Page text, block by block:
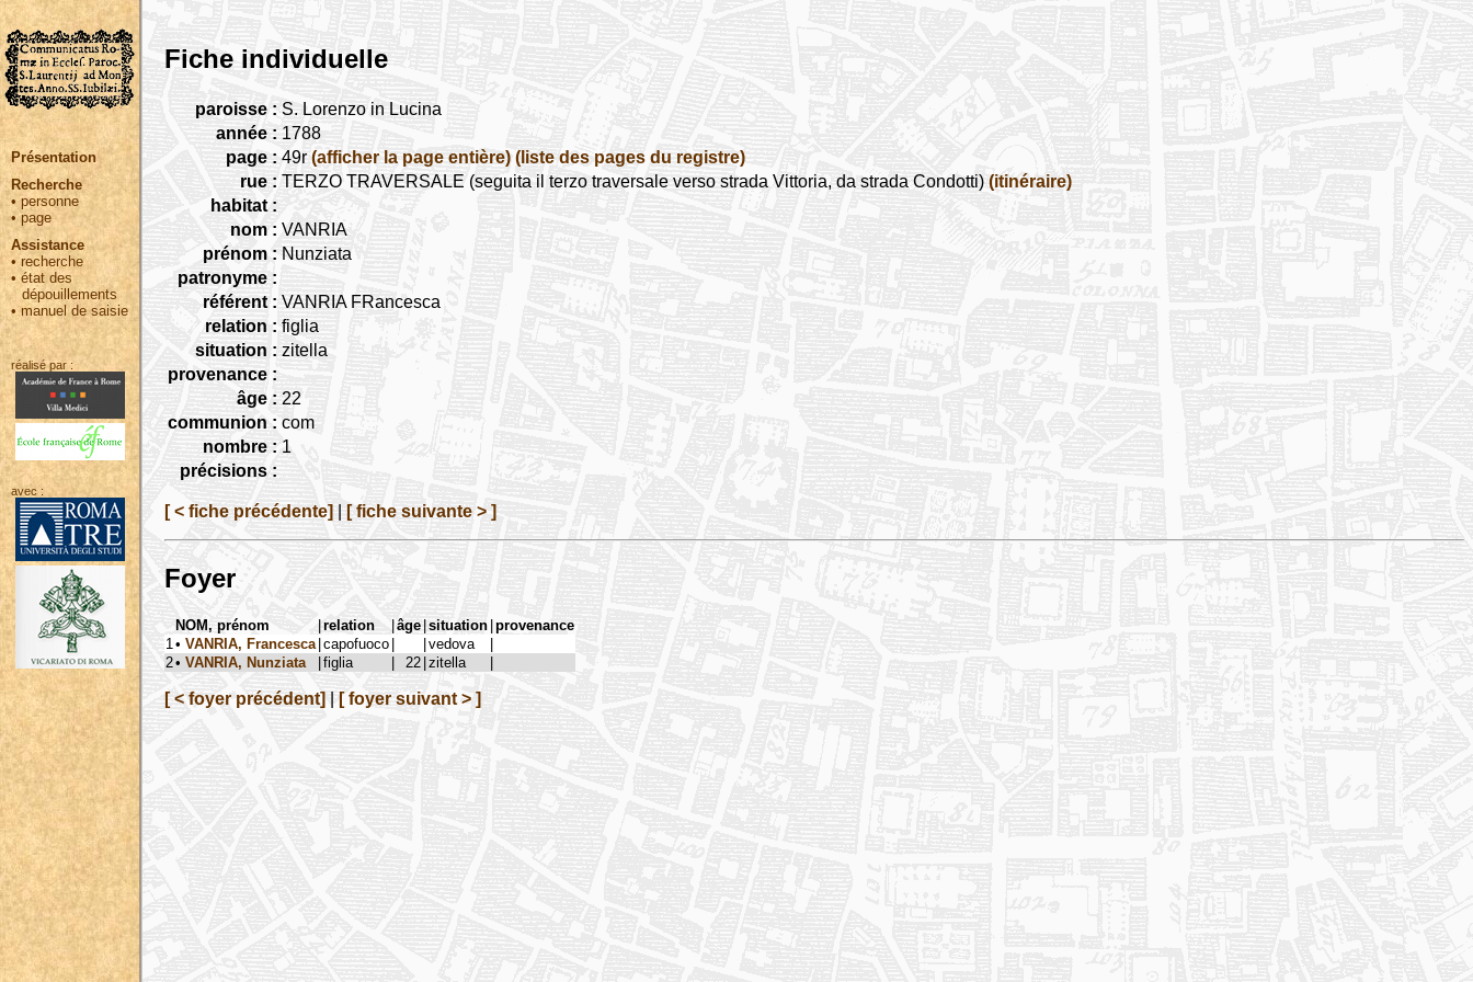
Présentation
Recherche
• personne
•page
Assistance
• recherche
•état des
dépouillements
•manuel de saisie
réalisé par :
avec :
Fiche individuelle
paroisse : S. Lorenzo in Lucina
année : 1788
page : 49r (afficher la page entière) (liste des pages du registre)
rue : TERZO TRAVERSALE (seguita il terzo traversale verso strada Vittoria, da strada Condotti) (itinéraire)
habitat :
nom : VANRIA
prénom : Nunziata
patronyme :
référent : VANRIA FRancesca
relation : figlia
situation : zitella
provenance :
âge : 22
communion : com
nombre : 1
précisions :
[ < fiche précédente] [ fiche suivante > ]
Foyer
NOM, prénom |relation |âge |situation |provenance
1 • VANRIA, Francesca |capofuoco | |vedova
|
2• VANRIA, Nunziata |figlia | 22 |zitella |
[ < foyer précédent] [ foyer suivant > ]